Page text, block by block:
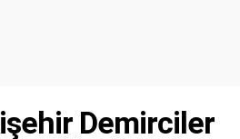
Demirciler